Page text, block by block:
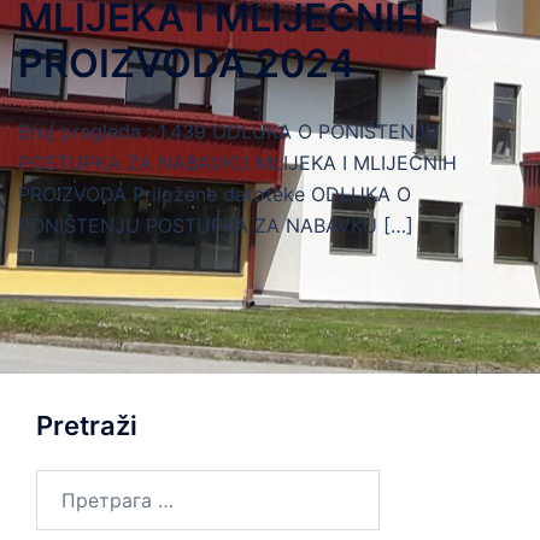
MLIJEKA I MLIJEČNIH
PROIZVODA 2024
Broj pregleda : 1.439 ODLUKA O PONIŠTENJU
POSTUPKA ZA NABAVKU MLIJEKA I MLIJEČNIH
PROIZVODA Priložene datoteke ODLUKA O
PONIŠTENJU POSTUPKA ZA NABAVKU […]
Pretraži